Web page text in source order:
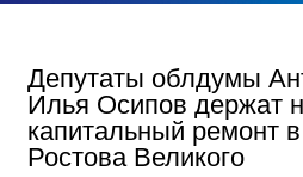
Депутаты облдумы
Илья Осипов держат
капитальный ремонт
Ростова Великого